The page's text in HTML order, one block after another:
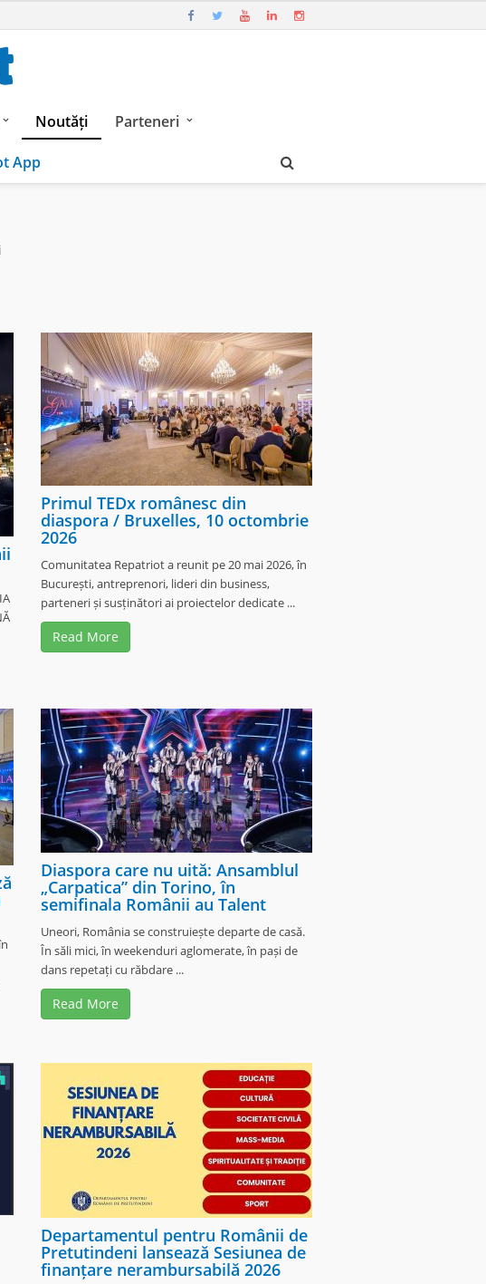
Noutăți
Parteneri
App
Primul TEDx românesc din
diaspora / Bruxelles, 10 octombrie
2026
Comunitatea Repatriot a reunit pe 20 mai 2026, în
București, antreprenori, lideri din business,
parteneri și susținători ai proiectelor dedicate ...
Read More
Diaspora care nu uită: Ansamblul
„Carpatica” din Torino, în
semifinala Românii au Talent
Uneori, România se construiește departe de casă.
În săli mici, în weekenduri aglomerate, în pași de
dans repetați cu răbdare ...
Read More
Departamentul pentru Românii de
Pretutindeni lansează Sesiunea de
finanțare nerambursabilă 2026